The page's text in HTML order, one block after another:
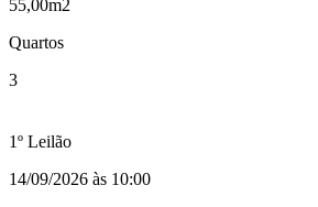
55,00m2
Quartos
3
1º Leilão
14/09/2026 às 10:00